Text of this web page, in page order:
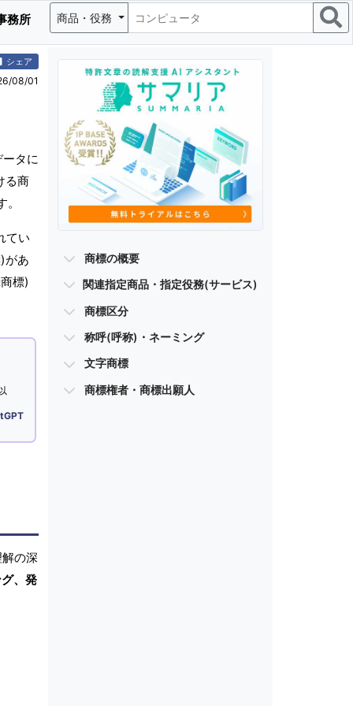
務所 商品・役務
シェア
08/01
タに
る商
てい
があ
標)
の深
、発
商標の概要
関連指定商品・指定役務(サービス)
商標区分
称呼(呼称)・ネーミング
文字商標
商標権者・商標出願人